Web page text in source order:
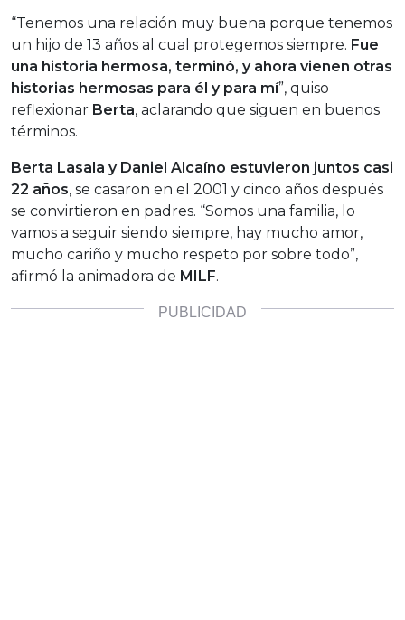
“Tenemos una relación muy buena porque tenemos
un hijo de 13 años al cual protegemos siempre. Fue
una historia hermosa, terminó, y ahora vienen otras
historias hermosas para él y para mí”, quiso
reflexionar Berta, aclarando que siguen en buenos
términos.
Berta Lasala y Daniel Alcaíno estuvieron juntos casi
22 años, se casaron en el 2001 y cinco años después
se convirtieron en padres. “Somos una familia, lo
vamos a seguir siendo siempre, hay mucho amor,
mucho cariño y mucho respeto por sobre todo”,
afirmó la animadora de MILF.